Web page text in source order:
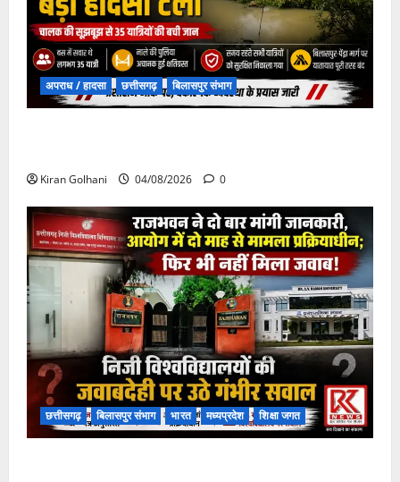
अपराध / हादसा छत्तीसगढ़ बिलासपुर संभाग
Kiran Golhani 04/08/2026 0
छत्तीसगढ़ बिलासपुर संभाग भारत मध्यप्रदेश शिक्षा जगत